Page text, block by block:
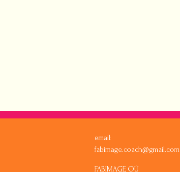
email:
fabimage.coach@gmail.com
FABIMAGE OÜ